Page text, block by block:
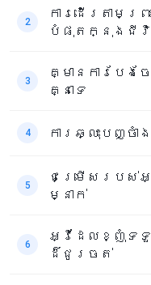
2
ការដើរតាមព្
បំផុតក្នុងជី
3
គ្មានការបែង
គ្នាទេ
4 ការឆ្លុះបញ្ច
5
ជម្រើសរបស់
ម្នាក់
6
អ្វីដែលខ្ញុំទទួ
ដ៏ជូរចត់